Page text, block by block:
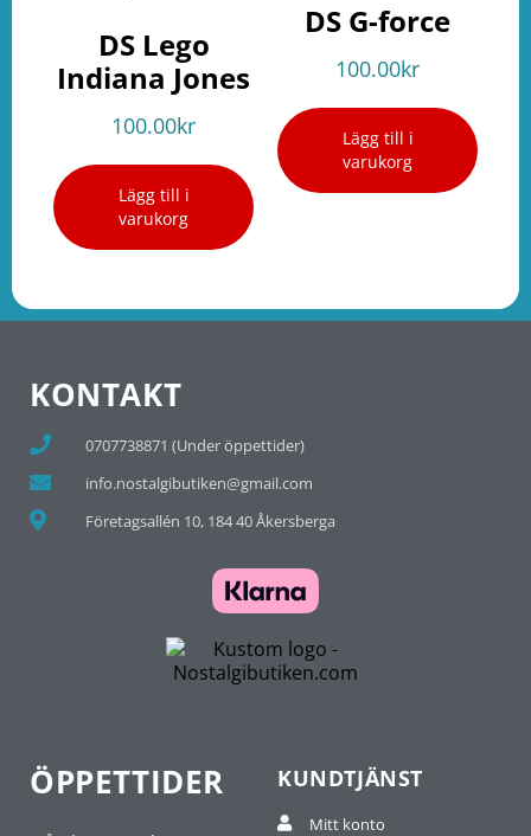
DS Lego
Indiana Jones
100.00kr
Lägg till i
varukorg
DS G-force
100.00kr
Lägg till i
varukorg
KONTAKT
0707738871 (Under öppettider)
info.nostalgibutiken@gmail.com
Företagsallén 10, 184 40 Åkersberga
ÖPPETTIDER KUNDTJÄNST
Mitt konto